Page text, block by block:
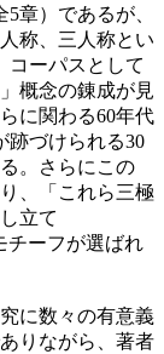
章）であるが、
称、三人称とい
コーパスとして
概念の錬成が見
に関わる60年代
跡づけられる30
。さらにこの
、「これら三極
立て
チーフが選ばれ
に数々の有意義
りながら、著者